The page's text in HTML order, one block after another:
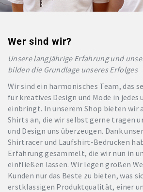
Wer sind wir?
Unsere langjährige Erfahrung und
bilden die Grundlage unseres Erfolges
Wir sind ein harmonisches Team, das
für kreatives Design und Mode in jedes
einbringt. In unserem Shop bieten wir
Shirts an, die wir selbst gerne tragen
und Design uns überzeugen. Dank
Shirtracer und Laufshirt-Bedrucken
Erfahrung gesammelt, die wir nun in
einfließen lassen. Wir legen großen
Kunden nur das Beste zu bieten, was
erstklassigen Produktqualität, einer